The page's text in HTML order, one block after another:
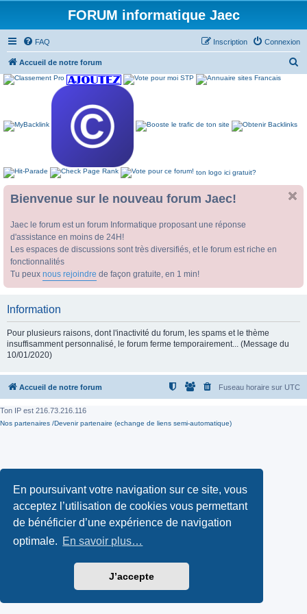
En poursuivant votre navigation sur ce site, vous
acceptez l’utilisation de cookies vous permettant
de bénéficier d’une expérience de navigation
optimale. En savoir plus…
J’accepte
FORUM informatique Jaec
FAQ Connexion
Inscription
Accueil de notre forum
ton logo ici gratuit?
Bienvenue sur le nouveau forum Jaec!
Jaec le forum est un forum Informatique proposant une réponse
d'assistance en moins de 24H!
Les espaces de discussions sont très diversifiés, et le forum est riche en
fonctionnalités
Tu peux nous rejoindre de façon gratuite, en 1 min!
Information
Pour plusieurs raisons, dont l'inactivité du forum, les spams et le thème
insuffisamment personnalisé, le forum ferme temporairement... (Message du
10/01/2020)
Accueil de notre forum Fuseau horaire sur UTC
Ton IP est 216.73.216.116
Nos partenaires /Devenir partenaire (echange de liens semi-automatique)